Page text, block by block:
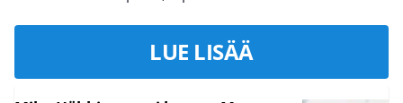
LUE LISÄÄ